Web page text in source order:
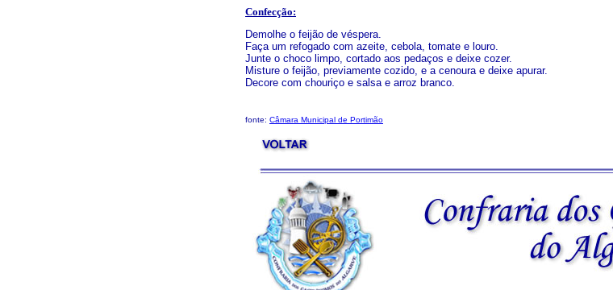
Confecção:
Demolhe o feijão de véspera.
Faça um refogado com azeite, cebola, tomate e louro.
Junte o choco limpo, cortado aos pedaços e deixe cozer.
Misture o feijão, previamente cozido, e a cenoura e deixe apurar.
Decore com chouriço e salsa e arroz branco.
fonte: Câmara Municipal de Portimão